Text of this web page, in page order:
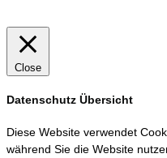
Close
Datenschutz Übersicht
Diese Website verwendet
während Sie die Website